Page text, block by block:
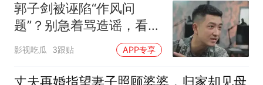
郭子剑被诬陷“作风问
题”？别急着骂造谣，看懂
留白才叫真追剧
影视吃瓜 3跟贴 APP专享
丈夫再婚指望妻子照顾婆婆，归家却见母